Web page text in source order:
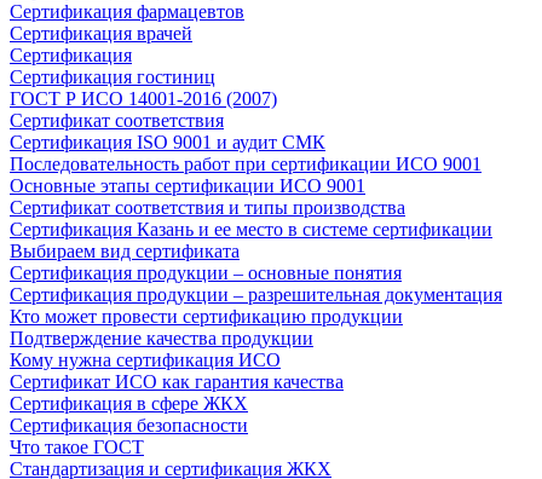
Сертификация фармацевтов
Сертификация врачей
Сертификация
Сертификация гостиниц
ГОСТ Р ИСО 14001-2016 (2007)
Сертификат соответствия
Сертификация ISO 9001 и аудит СМК
Последовательность работ при сертификации ИСО 9001
Основные этапы сертификации ИСО 9001
Сертификат соответствия и типы производства
Сертификация Казань и ее место в системе сертификации
Выбираем вид сертификата
Сертификация продукции – основные понятия
Сертификация продукции – разрешительная документация
Кто может провести сертификацию продукции
Подтверждение качества продукции
Кому нужна сертификация ИСО
Сертификат ИСО как гарантия качества
Сертификация в сфере ЖКХ
Сертификация безопасности
Что такое ГОСТ
Стандартизация и сертификация ЖКХ